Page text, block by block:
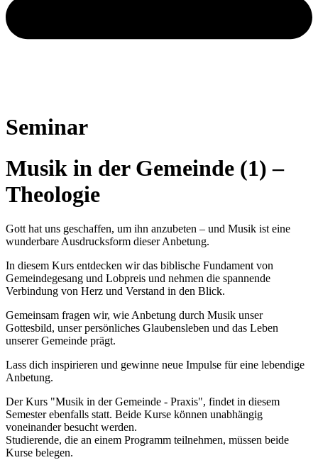
Seminar
Musik in der Gemeinde (1) –
Theologie
Gott hat uns geschaffen, um ihn anzubeten – und Musik ist eine
wunderbare Ausdrucksform dieser Anbetung.
In diesem Kurs entdecken wir das biblische Fundament von
Gemeindegesang und Lobpreis und nehmen die spannende
Verbindung von Herz und Verstand in den Blick.
Gemeinsam fragen wir, wie Anbetung durch Musik unser
Gottesbild, unser persönliches Glaubensleben und das Leben
unserer Gemeinde prägt.
Lass dich inspirieren und gewinne neue Impulse für eine lebendige
Anbetung.
Der Kurs "Musik in der Gemeinde - Praxis", findet in diesem
Semester ebenfalls statt. Beide Kurse können unabhängig
voneinander besucht werden.
Studierende, die an einem Programm teilnehmen, müssen beide
Kurse belegen.